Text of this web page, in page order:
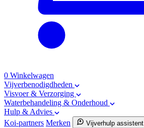
0 Winkelwagen
Vijverbenodigdheden
Visvoer & Verzorging
Waterbehandeling & Onderhoud
Hulp & Advies
Koi-partners Merken Vijverhulp assistent